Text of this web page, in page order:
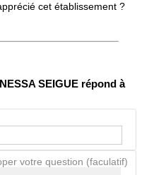
cet établissement ?
SEIGUE répond à
votre question (faculatif)